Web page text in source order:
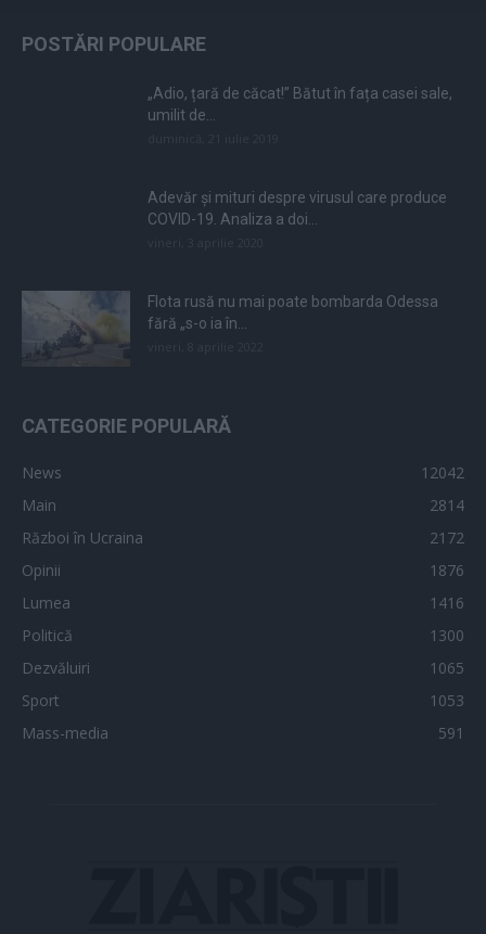
POSTĂRI POPULARE
„Adio, țară de căcat!” Bătut în fața casei sale,
umilit de...
Adevăr și mituri despre virusul care produce
COVID-19. Analiza a doi...
Flota rusă nu mai poate bombarda Odessa
fără „s-o ia în...
CATEGORIE POPULARĂ
News
12042
Main
2814
Război în Ucraina
2172
Opinii
1876
Lumea
1416
Politică
1300
Dezvăluiri
1065
Sport
1053
Mass-media
591